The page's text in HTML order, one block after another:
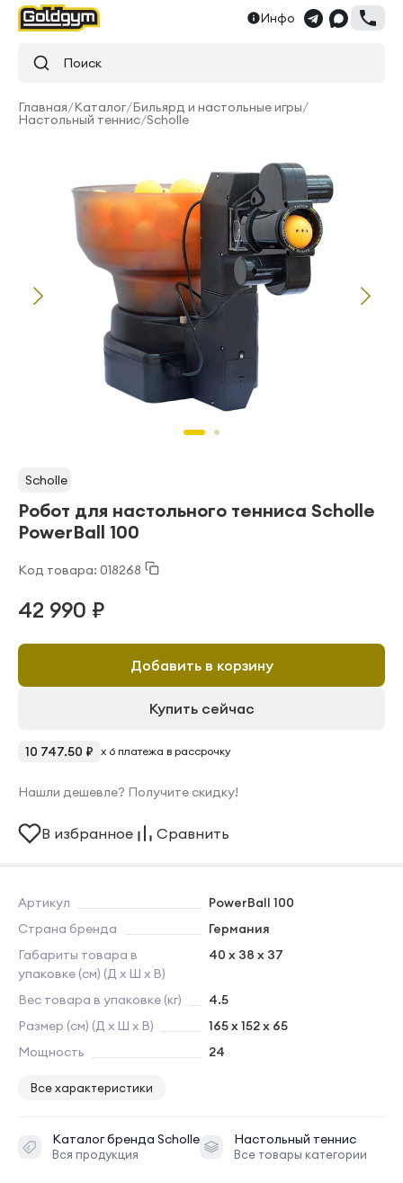
Инфо
Поиск
Главная/Каталог/Бильярд и настольные игры/
Настольный теннис/Scholle
Scholle
Робот для настольного тенниса Scholle
PowerBall 100
Код товара: 018268
Артикул
PowerBall 100
Страна бренда
Германия
Габариты товара в
упаковке (см) (Д х Ш х В)
40 x 38 x 37
Вес товара в упаковке (кг)
4.5
Размер (см) (Д х Ш х В)
165 x 152 x 65
Мощность
24
Все характеристики
Каталог бренда Scholle
Вся продукция
Настольный теннис
Все товары категории
42 990 ₽
Добавить в корзину
Купить сейчас
10 747.50 ₽ x 6 платежа в рассрочку
Нашли дешевле? Получите скидку!
В избранное Сравнить